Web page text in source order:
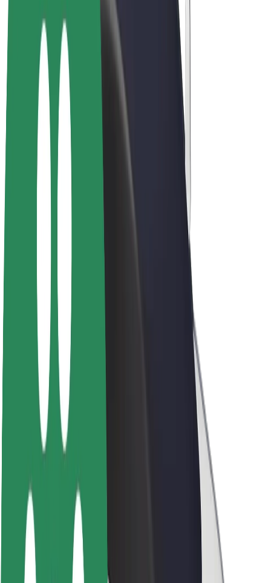
Bolt Food
Bolt Drive
Bolt for Business
Ηλεκτρικά ποδήλατα
Bolt Plus
Κερδίστε με Bolt
Απολαβές οδηγών
Εταιρεία
Θέσεις εργασίας
Σχετικά με τη Bolt
Βιωσιμότητα στη Bolt
Project Zero
Blog
Κέντρο Τύπου
Σχέσεις με Επενδυτές
Ηγεσία
Μάρκα
Μέσα ενημέρωσης